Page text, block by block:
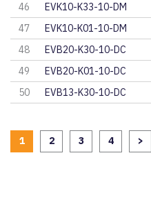
46
EVK10-K33-10-DM
47
EVK10-K01-10-DM
48
EVB20-K30-10-DC
49
EVB20-K01-10-DC
50
EVB13-K30-10-DC
1 2 3 4 >